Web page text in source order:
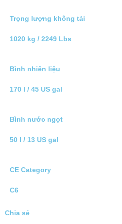
Trọng lượng không tải
1020 kg / 2249 Lbs
Bình nhiên liệu
170 l / 45 US gal
Bình nước ngọt
50 l / 13 US gal
CE Category
C6
Chia sẻ